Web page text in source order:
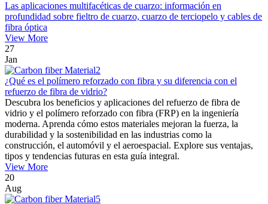
Las aplicaciones multifacéticas de cuarzo: información en
profundidad sobre fieltro de cuarzo, cuarzo de terciopelo y cables de
fibra óptica
View More
27
Jan
¿Qué es el polímero reforzado con fibra y su diferencia con el
refuerzo de fibra de vidrio?
Descubra los beneficios y aplicaciones del refuerzo de fibra de
vidrio y el polímero reforzado con fibra (FRP) en la ingeniería
moderna. Aprenda cómo estos materiales mejoran la fuerza, la
durabilidad y la sostenibilidad en las industrias como la
construcción, el automóvil y el aeroespacial. Explore sus ventajas,
tipos y tendencias futuras en esta guía integral.
View More
20
Aug